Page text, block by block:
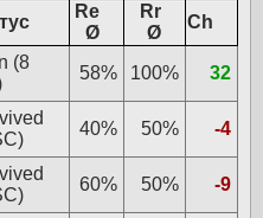
Re
Ø
Rr
Ø
Ch
(8
58% 100% 32
40% 50% -4
60% 50% -9